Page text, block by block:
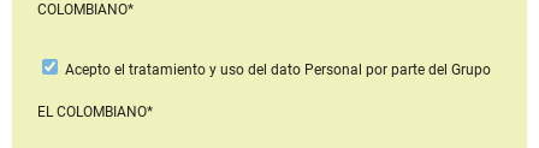
COLOMBIANO*
Acepto el tratamiento y uso del dato Personal por parte del Grupo
EL COLOMBIANO*